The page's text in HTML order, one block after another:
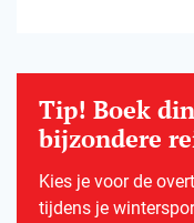
Tip! Boek
bijzondere
Kies je voor de
tijdens je